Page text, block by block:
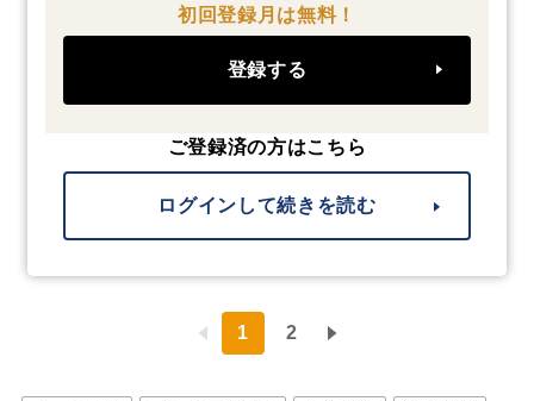
初回登録月は無料！
登録する
ご登録済の方はこちら
ログインして続きを読む
1 2